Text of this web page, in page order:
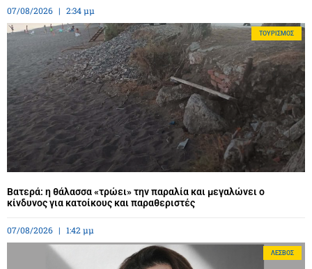
07/08/2026 2:34 μμ
ΤΟΥΡΙΣΜΌΣ
Βατερά: η θάλασσα «τρώει» την παραλία και μεγαλώνει ο
κίνδυνος για κατοίκους και παραθεριστές
07/08/2026 1:42 μμ
ΛΈΣΒΟΣ